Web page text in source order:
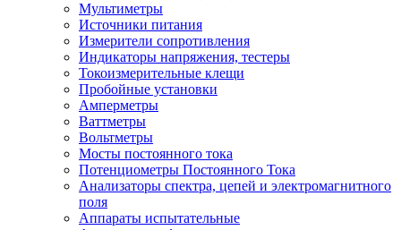
Мультиметры
Источники питания
Измерители сопротивления
Индикаторы напряжения, тестеры
Токоизмерительные клещи
Пробойные установки
Амперметры
Ваттметры
Вольтметры
Мосты постоянного тока
Потенциометры Постоянного Тока
Анализаторы спектра, цепей и электромагнитного
поля
Аппараты испытательные